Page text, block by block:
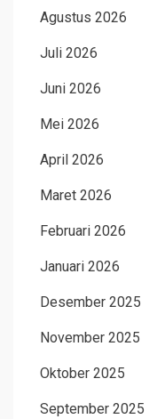
Agustus 2026
Juli 2026
Juni 2026
Mei 2026
April 2026
Maret 2026
Februari 2026
Januari 2026
Desember 2025
November 2025
Oktober 2025
September 2025